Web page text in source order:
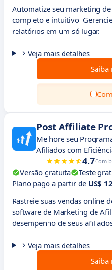
Automatize seu marketing
completo e intuitivo.
relatórios em um só lugar.
Veja mais detalhes
Saiba
Post Affiliate
Melhore seu
Afiliados com
4.7Com
Versão gratuita Teste
Plano pago a partir de US$
Rastreie suas vendas online
software de Marketing de
desempenho de seus
Veja mais detalhes
Saiba